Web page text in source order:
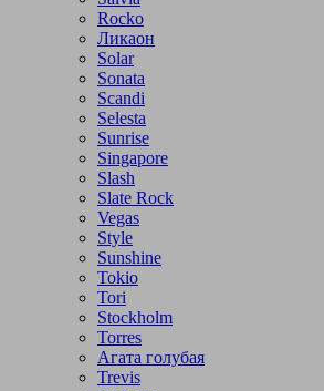
Rocko
Ликаон
Solar
Sonata
Scandi
Selesta
Sunrise
Singapore
Slash
Slate Rock
Vegas
Style
Sunshine
Tokio
Tori
Stockholm
Torres
Агата голубая
Trevis